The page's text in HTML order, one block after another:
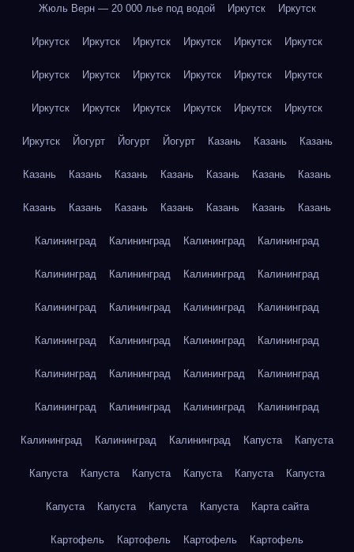
Жюль Верн — 20 000 лье под водой Иркутск Иркутск
Иркутск Иркутск Иркутск Иркутск Иркутск Иркутск
Иркутск Иркутск Иркутск Иркутск Иркутск Иркутск
Иркутск Иркутск Иркутск Иркутск Иркутск Иркутск
Иркутск Йогурт Йогурт Йогурт Казань Казань Казань
Казань Казань Казань Казань Казань Казань Казань
Казань Казань Казань Казань Казань Казань Казань
Калининград Калининград Калининград Калининград
Калининград Калининград Калининград Калининград
Калининград Калининград Калининград Калининград
Калининград Калининград Калининград Калининград
Калининград Калининград Калининград Калининград
Калининград Калининград Калининград Калининград
Калининград Калининград Калининград Капуста Капуста
Капуста Капуста Капуста Капуста Капуста Капуста
Капуста Капуста Капуста Капуста Карта сайта
Картофель Картофель Картофель Картофель